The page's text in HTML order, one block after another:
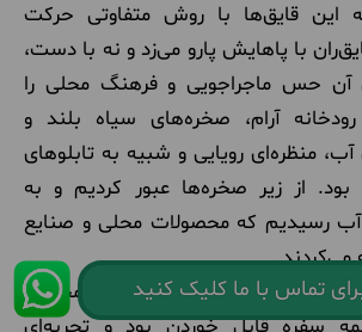
این قایق‌ها با روش متفاوتی حرکت
با پاهایش پارو می‌زد و نه با دست،
آن حس ماجراجویی و فرهنگ محلی را
آرام، صخره‌های سیاه بلند و
منظره‌ای رویایی و شبیه به تابلوهای
از زیر صخره‌ها عبور کردیم و به
رسیدیم که محصولات محلی و صنایع
می‌کردند.
سنتی و بسیار جذاب بود؛ غذاهایی محلی و
تماس با ما کلیک کنید